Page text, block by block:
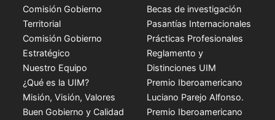
Comisión Gobierno
Territorial
Comisión Gobierno
Estratégico
Nuestro Equipo
¿Qué es la UIM?
Misión, Visión, Valores
Buen Gobierno y Calidad
Becas de investigación
Pasantías Internacionales
Prácticas Profesionales
Reglamento y
Distinciones UIM
Premio Iberoamericano
Luciano Parejo Alfonso.
Premio Iberoamericano